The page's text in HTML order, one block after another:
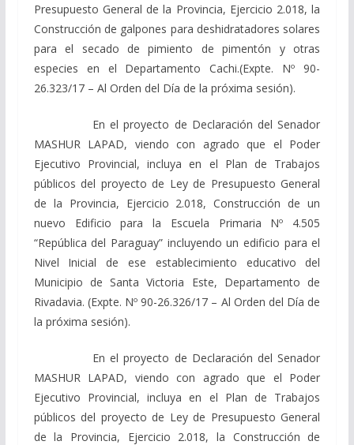
Presupuesto General de la Provincia, Ejercicio 2.018, la
Construcción de galpones para deshidratadores solares
para el secado de pimiento de pimentón y otras
especies en el Departamento Cachi.(Expte. Nº 90-
26.323/17 – Al Orden del Día de la próxima sesión).
En el proyecto de Declaración del Senador
MASHUR LAPAD, viendo con agrado que el Poder
Ejecutivo Provincial, incluya en el Plan de Trabajos
públicos del proyecto de Ley de Presupuesto General
de la Provincia, Ejercicio 2.018, Construcción de un
nuevo Edificio para la Escuela Primaria Nº 4.505
“República del Paraguay” incluyendo un edificio para el
Nivel Inicial de ese establecimiento educativo del
Municipio de Santa Victoria Este, Departamento de
Rivadavia. (Expte. Nº 90-26.326/17 – Al Orden del Día de
la próxima sesión).
En el proyecto de Declaración del Senador
MASHUR LAPAD, viendo con agrado que el Poder
Ejecutivo Provincial, incluya en el Plan de Trabajos
públicos del proyecto de Ley de Presupuesto General
de la Provincia, Ejercicio 2.018, la Construcción de